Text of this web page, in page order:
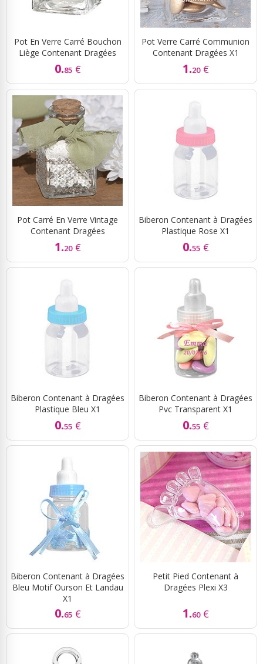
Pot En Verre Carré Bouchon
Liège Contenant Dragées
0.85 €
Pot Verre Carré Communion
Contenant Dragées X1
1.20 €
Pot Carré En Verre Vintage
Contenant Dragées
1.20 €
Biberon Contenant à Dragées
Plastique Rose X1
0.55 €
Biberon Contenant à Dragées
Plastique Bleu X1
0.55 €
Biberon Contenant à Dragées
Pvc Transparent X1
0.55 €
Biberon Contenant à Dragées
Bleu Motif Ourson Et Landau
X1
0.65 €
Petit Pied Contenant à
Dragées Plexi X3
1.60 €